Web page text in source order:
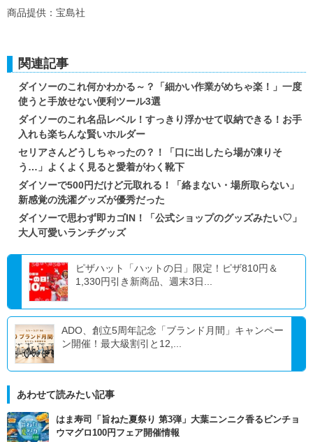
商品提供：宝島社
関連記事
ダイソーのこれ何かわかる～？「細かい作業がめちゃ楽！」一度
使うと手放せない便利ツール3選
ダイソーのこれ名品レベル！すっきり浮かせて収納できる！お手
入れも楽ちんな賢いホルダー
セリアさんどうしちゃったの？！「口に出したら場が凍りそ
う…」よくよく見ると愛着がわく靴下
ダイソーで500円だけど元取れる！「絡まない・場所取らない」
新感覚の洗濯グッズが優秀だった
ダイソーで思わず即カゴIN！「公式ショップのグッズみたい♡」
大人可愛いランチグッズ
ピザハット「ハットの日」限定！ピザ810円＆
1,330円引き新商品、週末3日...
ADO、創立5周年記念「ブランド月間」キャンペー
ン開催！最大級割引と12,...
あわせて読みたい記事
はま寿司「旨ねた夏祭り 第3弾」大葉ニンニク香るビンチョ
ウマグロ100円フェア開催情報